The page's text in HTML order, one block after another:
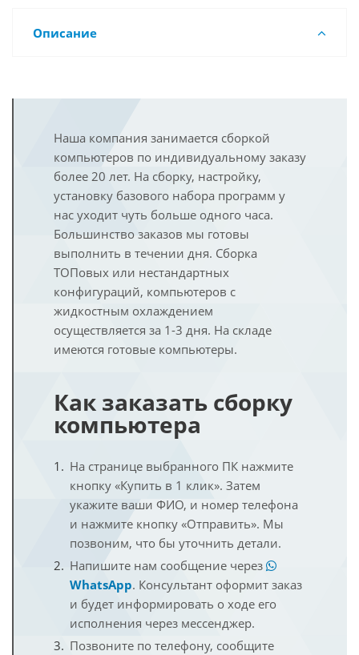
Описание
Наша компания занимается сборкой
компьютеров по индивидуальному заказу
более 20 лет. На сборку, настройку,
установку базового набора программ у
нас уходит чуть больше одного часа.
Большинство заказов мы готовы
выполнить в течении дня. Сборка
ТОПовых или нестандартных
конфигураций, компьютеров с
жидкостным охлаждением
осуществляется за 1-3 дня. На складе
имеются готовые компьютеры.
Как заказать сборку
компьютера
На странице выбранного ПК нажмите
кнопку «Купить в 1 клик». Затем
укажите ваши ФИО, и номер телефона
и нажмите кнопку «Отправить». Мы
позвоним, что бы уточнить детали.
Напишите нам сообщение через
WhatsApp. Консультант оформит заказ
и будет информировать о ходе его
исполнения через мессенджер.
Позвоните по телефону, сообщите